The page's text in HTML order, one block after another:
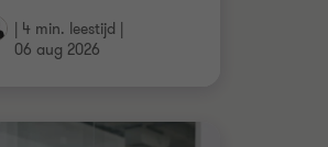
| 4 min. leestijd |
06 aug 2026